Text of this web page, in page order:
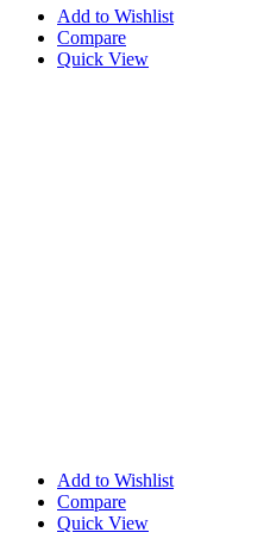
Add to Wishlist
Compare
Quick View
Add to Wishlist
Compare
Quick View